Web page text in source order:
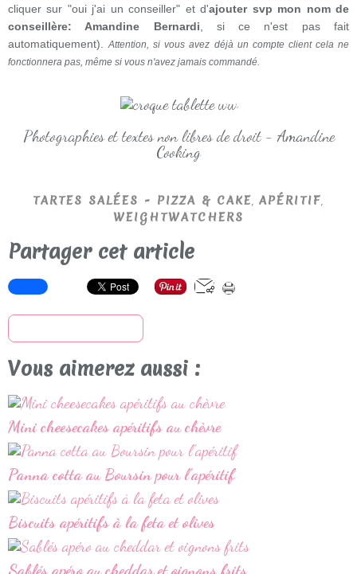
cliquer sur "oui j'ai un conseiller" et d'ajouter svp mon nom de
conseillère: Amandine Bernardi , si ce n'est pas fait
automatiquement).Attention, si vous avez déjà un compte client cela ne
fonctionnera pas, même si vous n'avez jamais commandé.
Photographies et textes non libres de droit - Amandine
Cooking
TARTES SALÉES - PIZZA & CAKE, APÉRITIF,
WEIGHTWATCHERS
Partager cet article
Vous aimerez aussi :
Mini cheesecakes apéritifs au chèvre
Panna cotta au Boursin pour l'apéritif
Biscuits apéritifs à la feta et olives